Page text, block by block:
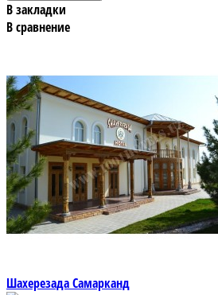
В закладки
В сравнение
Шахерезада Самарканд